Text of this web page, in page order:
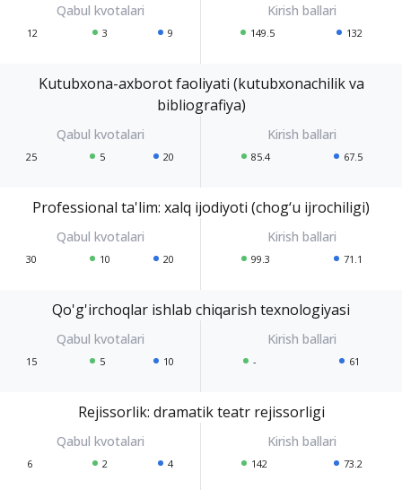
12 3 9 149.5 132
Kutubxona-axborot faoliyati (kutubxonachilik va
bibliografiya)
25 5 20 85.4 67.5
Professional ta'lim: xalq ijodiyoti (chog‘u ijrochiligi)
30 10 20 99.3 71.1
Qo'g'irchoqlar ishlab chiqarish texnologiyasi
15 5 10 - 61
Rejissorlik: dramatik teatr rejissorligi
6 2 4 142 73.2